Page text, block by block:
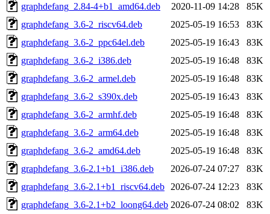
graphdefang_2.84-4+b1_amd64.deb
2020-11-09 14:28
85K
graphdefang_3.6-2_riscv64.deb
2025-05-19 16:53
83K
graphdefang_3.6-2_ppc64el.deb
2025-05-19 16:43
83K
graphdefang_3.6-2_i386.deb
2025-05-19 16:48
83K
graphdefang_3.6-2_armel.deb
2025-05-19 16:48
83K
graphdefang_3.6-2_s390x.deb
2025-05-19 16:43
83K
graphdefang_3.6-2_armhf.deb
2025-05-19 16:48
83K
graphdefang_3.6-2_arm64.deb
2025-05-19 16:48
83K
graphdefang_3.6-2_amd64.deb
2025-05-19 16:48
83K
graphdefang_3.6-2.1+b1_i386.deb
2026-07-24 07:27
83K
graphdefang_3.6-2.1+b1_riscv64.deb
2026-07-24 12:23
83K
graphdefang_3.6-2.1+b2_loong64.deb 2026-07-24 08:02
83K